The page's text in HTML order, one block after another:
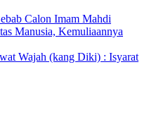
Calon Imam Mahdi
Manusia, Kemuliaannya
Wajah (kang Diki) : Isyarat